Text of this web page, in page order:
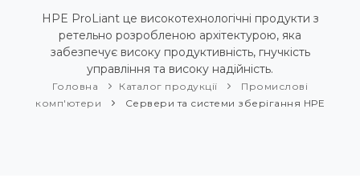
КАТАЛОГ ПРОДУКЦІЇ
НОВИНИ
НРE ProLiant це високотехнологічні продукти з
ретельно розробленою архітектурою, яка
забезпечує високу продуктивність, гнучкість
управління та високу надійність.
Головна Каталог продукції
Промислові
комп'ютери
Сервери та системи зберігання НРE